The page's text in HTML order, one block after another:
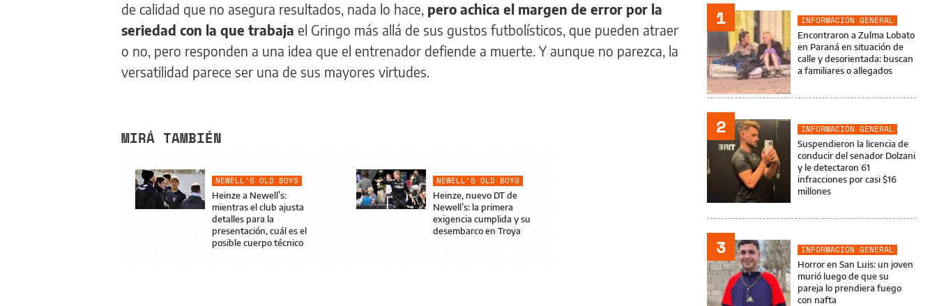
de calidad que no asegura resultados, nada lo hace, pero achica el margen de error por la
seriedad con la que trabaja el Gringo más allá de sus gustos futbolísticos, que pueden atraer
o no, pero responden a una idea que el entrenador defiende a muerte. Y aunque no parezca, la
versatilidad parece ser una de sus mayores virtudes.
MIRÁ TAMBIÉN
NEWELL’S OLD BOYS
Heinze a Newell’s:
mientras el club ajusta
detalles para la
presentación, cuál es el
posible cuerpo técnico
NEWELL’S OLD BOYS
Heinze, nuevo DT de
Newell’s: la primera
exigencia cumplida y su
desembarco en Troya
1
INFORMACIÓN GENERAL
Encontraron a Zulma Lobato
en Paraná en situación de
calle y desorientada: buscan
a familiares o allegados
2
INFORMACIÓN GENERAL
Suspendieron la licencia de
conducir del senador Dolzani
y le detectaron 61
infracciones por casi $16
millones
3
INFORMACIÓN GENERAL
Horror en San Luis: un joven
murió luego de que su
pareja lo prendiera fuego
con nafta